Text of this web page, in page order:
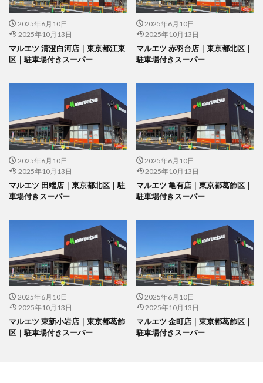
2025年6月10日
2025年10月13日
マルエツ 清澄白河店｜東京都江東
区｜駐車場付きスーパー
2025年6月10日
2025年10月13日
マルエツ 赤羽台店｜東京都北区｜
駐車場付きスーパー
2025年6月10日
2025年10月13日
マルエツ 田端店｜東京都北区｜駐
車場付きスーパー
2025年6月10日
2025年10月13日
マルエツ 亀有店｜東京都葛飾区｜
駐車場付きスーパー
2025年6月10日
2025年10月13日
マルエツ 東新小岩店｜東京都葛飾
区｜駐車場付きスーパー
2025年6月10日
2025年10月13日
マルエツ 金町店｜東京都葛飾区｜
駐車場付きスーパー